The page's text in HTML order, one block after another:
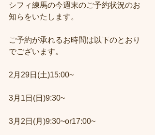
シフィ練馬の今週末のご予約状況のお
知らをいたします。
ご予約が承れるお時間は以下のとおり
でございます。
2月29日(土)15:00~
3月1日(日)9:30~
3月2日(月)9:30~or17:00~